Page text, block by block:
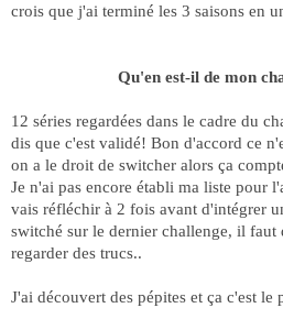
crois que j'ai terminé les 3 saisons en
Qu'en est-il de mon
12 séries regardées dans le cadre du
dis que c'est validé! Bon d'accord ce
on a le droit de switcher alors ça
Je n'ai pas encore établi ma liste pour
vais réfléchir à 2 fois avant d'intégrer
switché sur le dernier challenge, il faut
regarder des trucs..
J'ai découvert des pépites et ça c'est le